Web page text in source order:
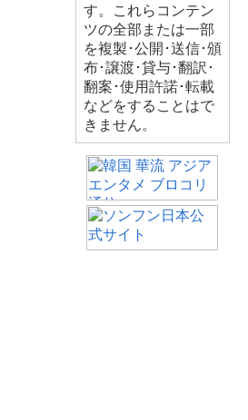
す。これらコンテン
ツの全部または一部
を複製･公開･送信･頒
布･譲渡･貸与･翻訳･
翻案･使用許諾･転載
などをすることはで
きません。